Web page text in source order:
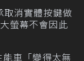
取消實體按鍵做
螢幕不會因此
車「變得太無